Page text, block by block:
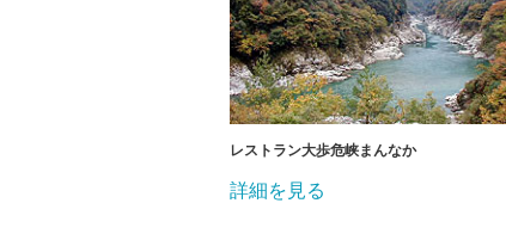
レストラン大歩危峡まんなか
詳細を見る